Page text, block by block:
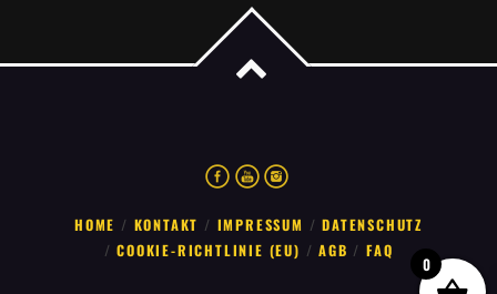
HOME KONTAKT IMPRESSUM
DATENSCHUTZ
COOKIE-RICHTLINIE (EU)
AGB FAQ
0